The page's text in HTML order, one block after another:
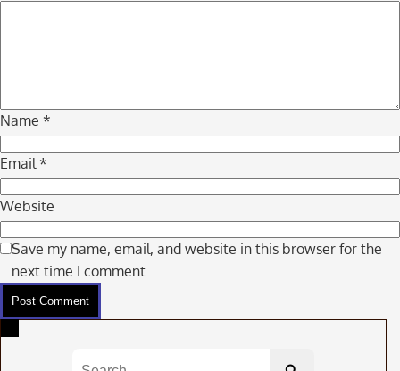
Name *
Email*
Website
Save my name, email, and website in this browser for the
next time I comment.